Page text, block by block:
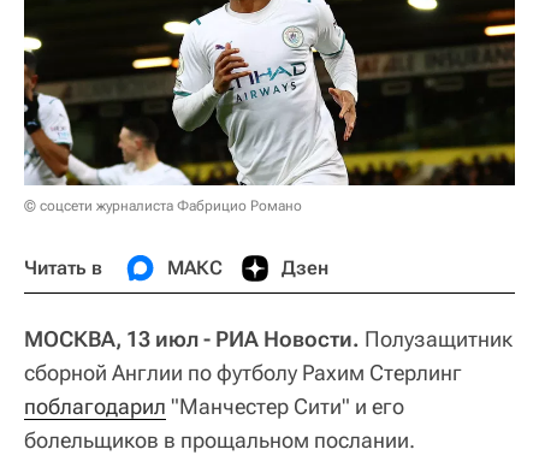
© соцсети журналиста Фабрицио Романо
Читать в МАКС Дзен
МОСКВА, 13 июл - РИА Новости. Полузащитник
сборной Англии по футболу Рахим Стерлинг
поблагодарил "Манчестер Сити" и его
болельщиков в прощальном послании.